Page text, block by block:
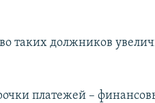
таких должников
платежей –